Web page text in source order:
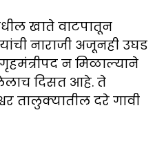
खाते वाटपातून
नाराजी अजूनही उघड
न मिळाल्याने
दिसत आहे. ते
तालुक्यातील दरे गावी